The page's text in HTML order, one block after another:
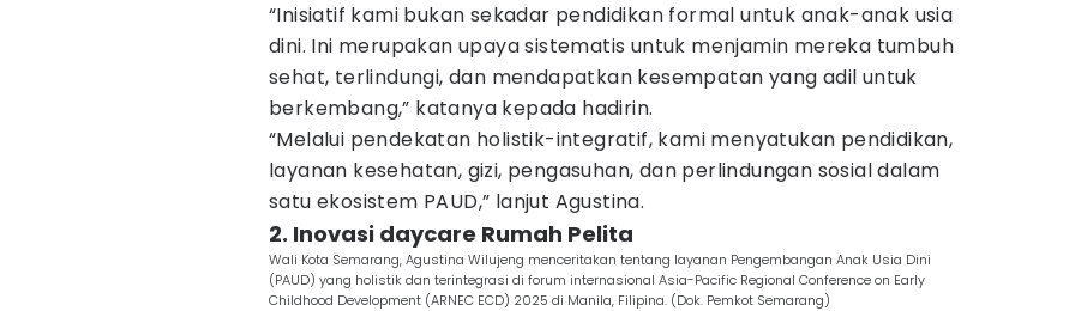
“Inisiatif kami bukan sekadar pendidikan formal untuk anak-anak usia
dini. Ini merupakan upaya sistematis untuk menjamin mereka tumbuh
sehat, terlindungi, dan mendapatkan kesempatan yang adil untuk
berkembang,” katanya kepada hadirin.
“Melalui pendekatan holistik-integratif, kami menyatukan pendidikan,
layanan kesehatan, gizi, pengasuhan, dan perlindungan sosial dalam
satu ekosistem PAUD,” lanjut Agustina.
2. Inovasi daycare Rumah Pelita
Wali Kota Semarang, Agustina Wilujeng menceritakan tentang layanan Pengembangan Anak Usia Dini
(PAUD) yang holistik dan terintegrasi di forum internasional Asia-Pacific Regional Conference on Early
Childhood Development (ARNEC ECD) 2025 di Manila, Filipina. (Dok. Pemkot Semarang)